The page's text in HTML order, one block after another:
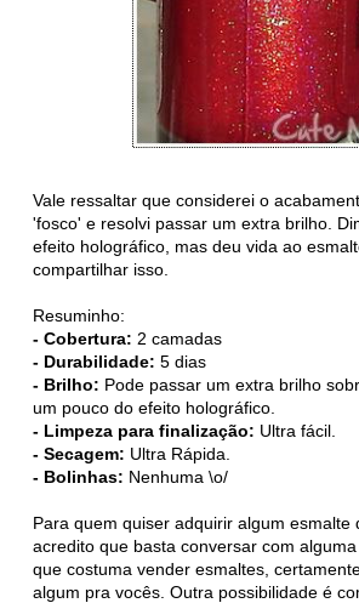
Vale ressaltar que considerei o
'fosco' e resolvi passar um extra brilho.
efeito holográfico, mas deu vida ao
compartilhar isso.
Resuminho:
- Cobertura: 2 camadas
- Durabilidade: 5 dias
- Brilho: Pode passar um extra brilho
um pouco do efeito holográfico.
- Limpeza para finalização: Ultra fácil.
- Secagem: Ultra Rápida.
- Bolinhas: Nenhuma \o/
Para quem quiser adquirir algum esmalte
acredito que basta conversar com
que costuma vender esmaltes,
algum pra vocês. Outra possibilidade é